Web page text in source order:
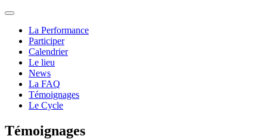
La Performance
Participer
Calendrier
Le lieu
News
La FAQ
Témoignages
Le Cycle
Témoignages